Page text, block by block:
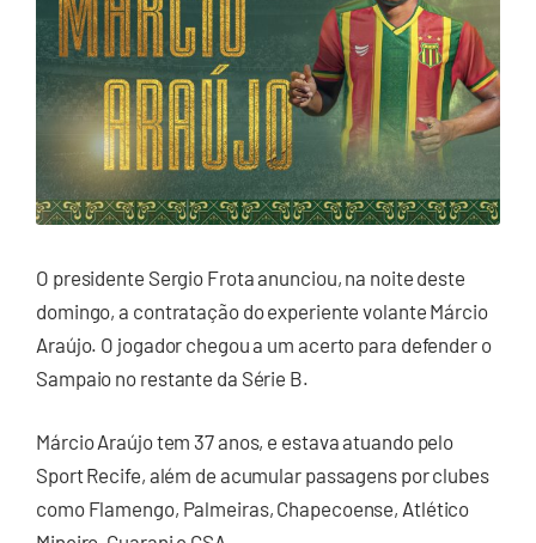
O presidente Sergio Frota anunciou, na noite deste
domingo, a contratação do experiente volante Márcio
Araújo. O jogador chegou a um acerto para defender o
Sampaio no restante da Série B.
Márcio Araújo tem 37 anos, e estava atuando pelo
Sport Recife, além de acumular passagens por clubes
como Flamengo, Palmeiras, Chapecoense, Atlético